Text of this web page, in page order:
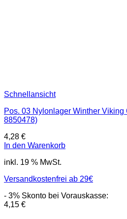
Schnellansicht
Pos. 03 Nylonlager Winther Viking
8850478)
4,28 €
In den Warenkorb
inkl. 19 % MwSt.
Versandkostenfrei ab 29€
- 3% Skonto bei Vorauskasse:
4,15 €